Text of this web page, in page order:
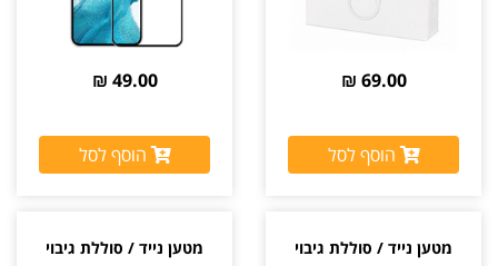
69.00 ₪
הוסף לסל
49.00 ₪
הוסף לסל
מטען נייד / סוללת גיבוי
מטען נייד / סוללת גיבוי